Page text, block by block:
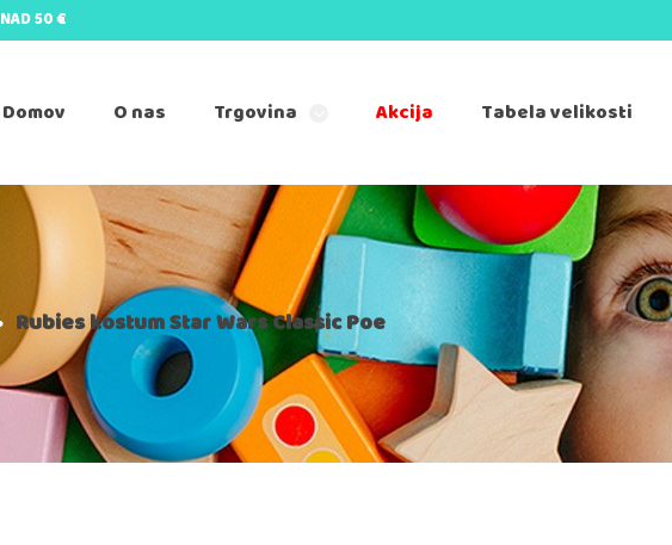
50 €
Domov O nas Trgovina Akcija Tabela velikosti
Rubies kostum Star Wars Classic Poe